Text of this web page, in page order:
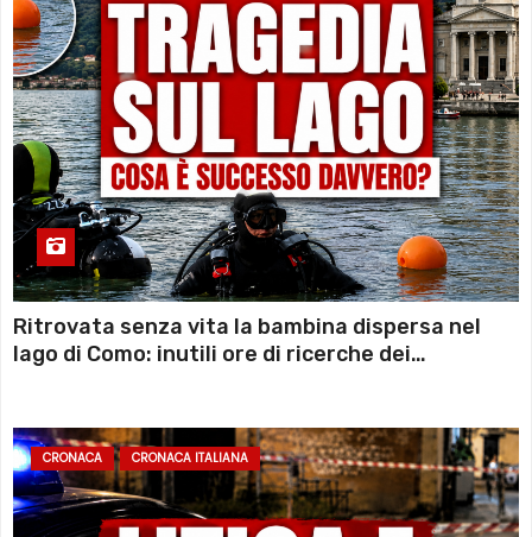
Ritrovata senza vita la bambina dispersa nel
lago di Como: inutili ore di ricerche dei
CRONACA CRONACA ITALIANA